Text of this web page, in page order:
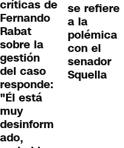
críticas de
Fernando
Rabat
sobre la
gestión
del caso
responde:
"Él está
muy
desinform
ado,
se refiere
a la
polémica
con el
senador
Squella